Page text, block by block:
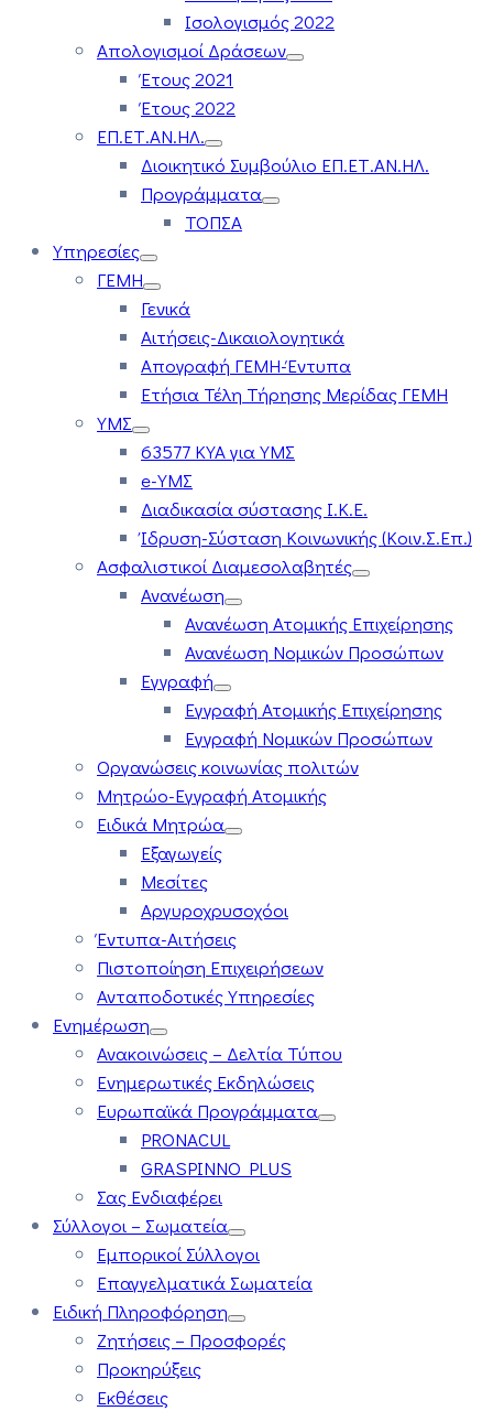
Ισολογισμός 2022
Απολογισμοί Δράσεων
Έτους 2021
Έτους 2022
ΕΠ.ΕΤ.ΑΝ.ΗΛ.
Διοικητικό Συμβούλιο ΕΠ.ΕΤ.ΑΝ.ΗΛ.
Προγράμματα
ΤΟΠΣΑ
Υπηρεσίες
ΓΕΜΗ
Γενικά
Αιτήσεις-Δικαιολογητικά
Απογραφή ΓΕΜΗ-Έντυπα
Ετήσια Τέλη Τήρησης Μερίδας ΓΕΜΗ
ΥΜΣ
63577 ΚΥΑ για ΥΜΣ
e-ΥΜΣ
Διαδικασία σύστασης Ι.Κ.Ε.
Ίδρυση-Σύσταση Κοινωνικής (Κοιν.Σ.Επ.)
Ασφαλιστικοί Διαμεσολαβητές
Ανανέωση
Ανανέωση Ατομικής Επιχείρησης
Ανανέωση Νομικών Προσώπων
Εγγραφή
Εγγραφή Ατομικής Επιχείρησης
Εγγραφή Νομικών Προσώπων
Οργανώσεις κοινωνίας πολιτών
Μητρώο-Εγγραφή Ατομικής
Ειδικά Μητρώα
Εξαγωγείς
Μεσίτες
Αργυροχρυσοχόοι
Έντυπα-Αιτήσεις
Πιστοποίηση Επιχειρήσεων
Ανταποδοτικές Υπηρεσίες
Ενημέρωση
Ανακοινώσεις – Δελτία Τύπου
Ενημερωτικές Εκδηλώσεις
Ευρωπαϊκά Προγράμματα
PRONACUL
GRASPINNO PLUS
Σας Ενδιαφέρει
Σύλλογοι – Σωματεία
Εμπορικοί Σύλλογοι
Επαγγελματικά Σωματεία
Ειδική Πληροφόρηση
Ζητήσεις – Προσφορές
Προκηρύξεις
Εκθέσεις